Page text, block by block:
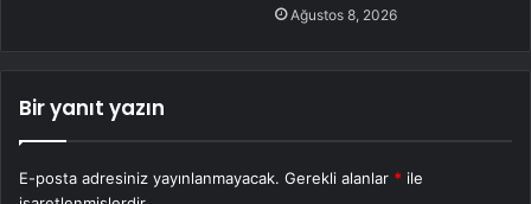
Ağustos 8, 2026
Bir yanıt yazın
E-posta adresiniz yayınlanmayacak. Gerekli alanlar * ile